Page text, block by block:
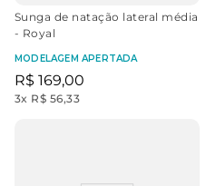
Sunga de natação lateral média
- Royal
MODELAGEM APERTADA
R$ 169,00
3x R$ 56,33